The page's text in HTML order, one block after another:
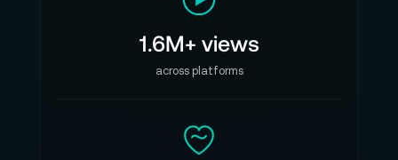
1.6M+ views
across platforms